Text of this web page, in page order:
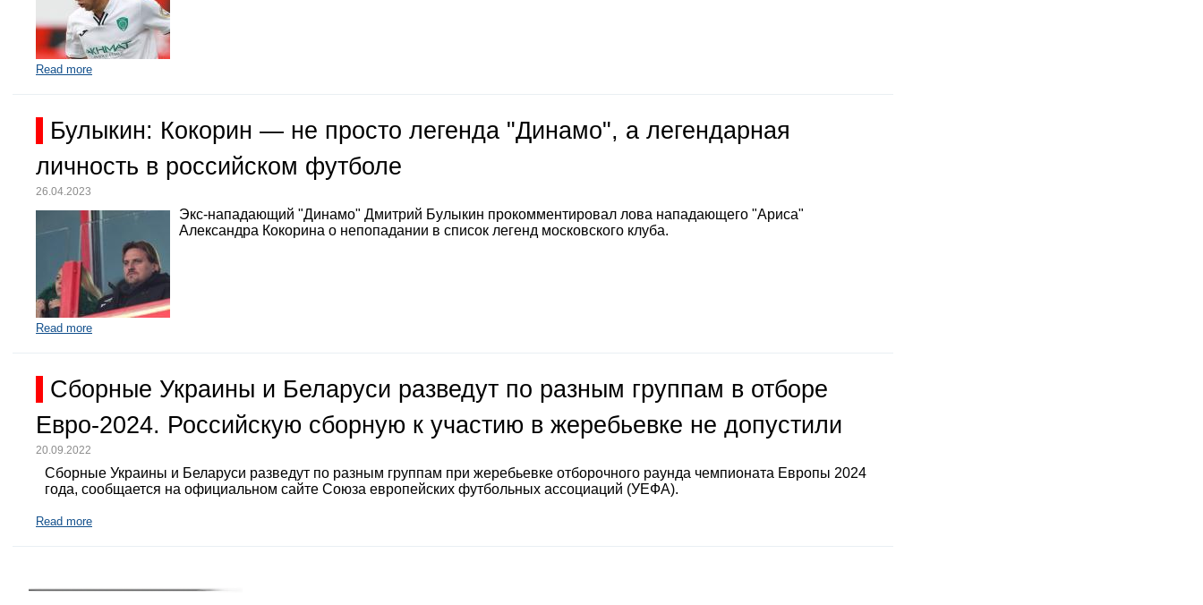
Read more
Булыкин: Кокорин — не просто легенда "Динамо", а легендарная
личность в российском футболе
26.04.2023
Экс-нападающий "Динамо" Дмитрий Булыкин прокомментировал лова нападающего "Ариса"
Александра Кокорина о непопадании в список легенд московского клуба.
Read more
Сборные Украины и Беларуси разведут по разным группам в отборе
Евро-2024. Российскую сборную к участию в жеребьевке не допустили
20.09.2022
Сборные Украины и Беларуси разведут по разным группам при жеребьевке отборочного раунда чемпионата Европы 2024
года, сообщается на официальном сайте Союза европейских футбольных ассоциаций (УЕФА).
Read more